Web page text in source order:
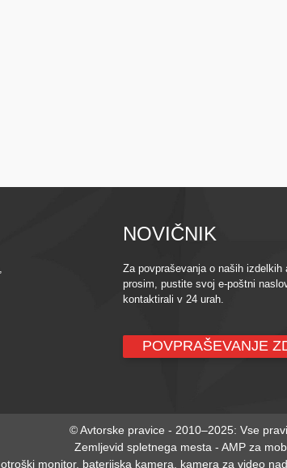
NOVIČNIK
Za povpraševanja o naših izdelkih
prosim, pustite svoj e-poštni
kontaktirali v 24 urah.
POVPRAŠEVANJE
© Avtorske pravice - 2010–2025: Vse
Zemljevid spletnega mesta - AMP za
otroški monitor, baterijska kamera kamera za video